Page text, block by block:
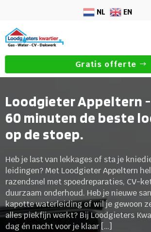
NL EN
Gratis offerte
Loodgieter Appeltern
60 minuten de beste
op de stoep.
Heb je last van lekkages of sta je
leidingen? Met Loodgieter Appeltern
razendsnel met spoedreparaties, CV-
duurzaam onderhoud. Heb je nieuwe
kapotte waterleiding of wil je gewoon
alles piekfijn werkt? Bij Loodgieters
dag én nacht voor je klaar […]